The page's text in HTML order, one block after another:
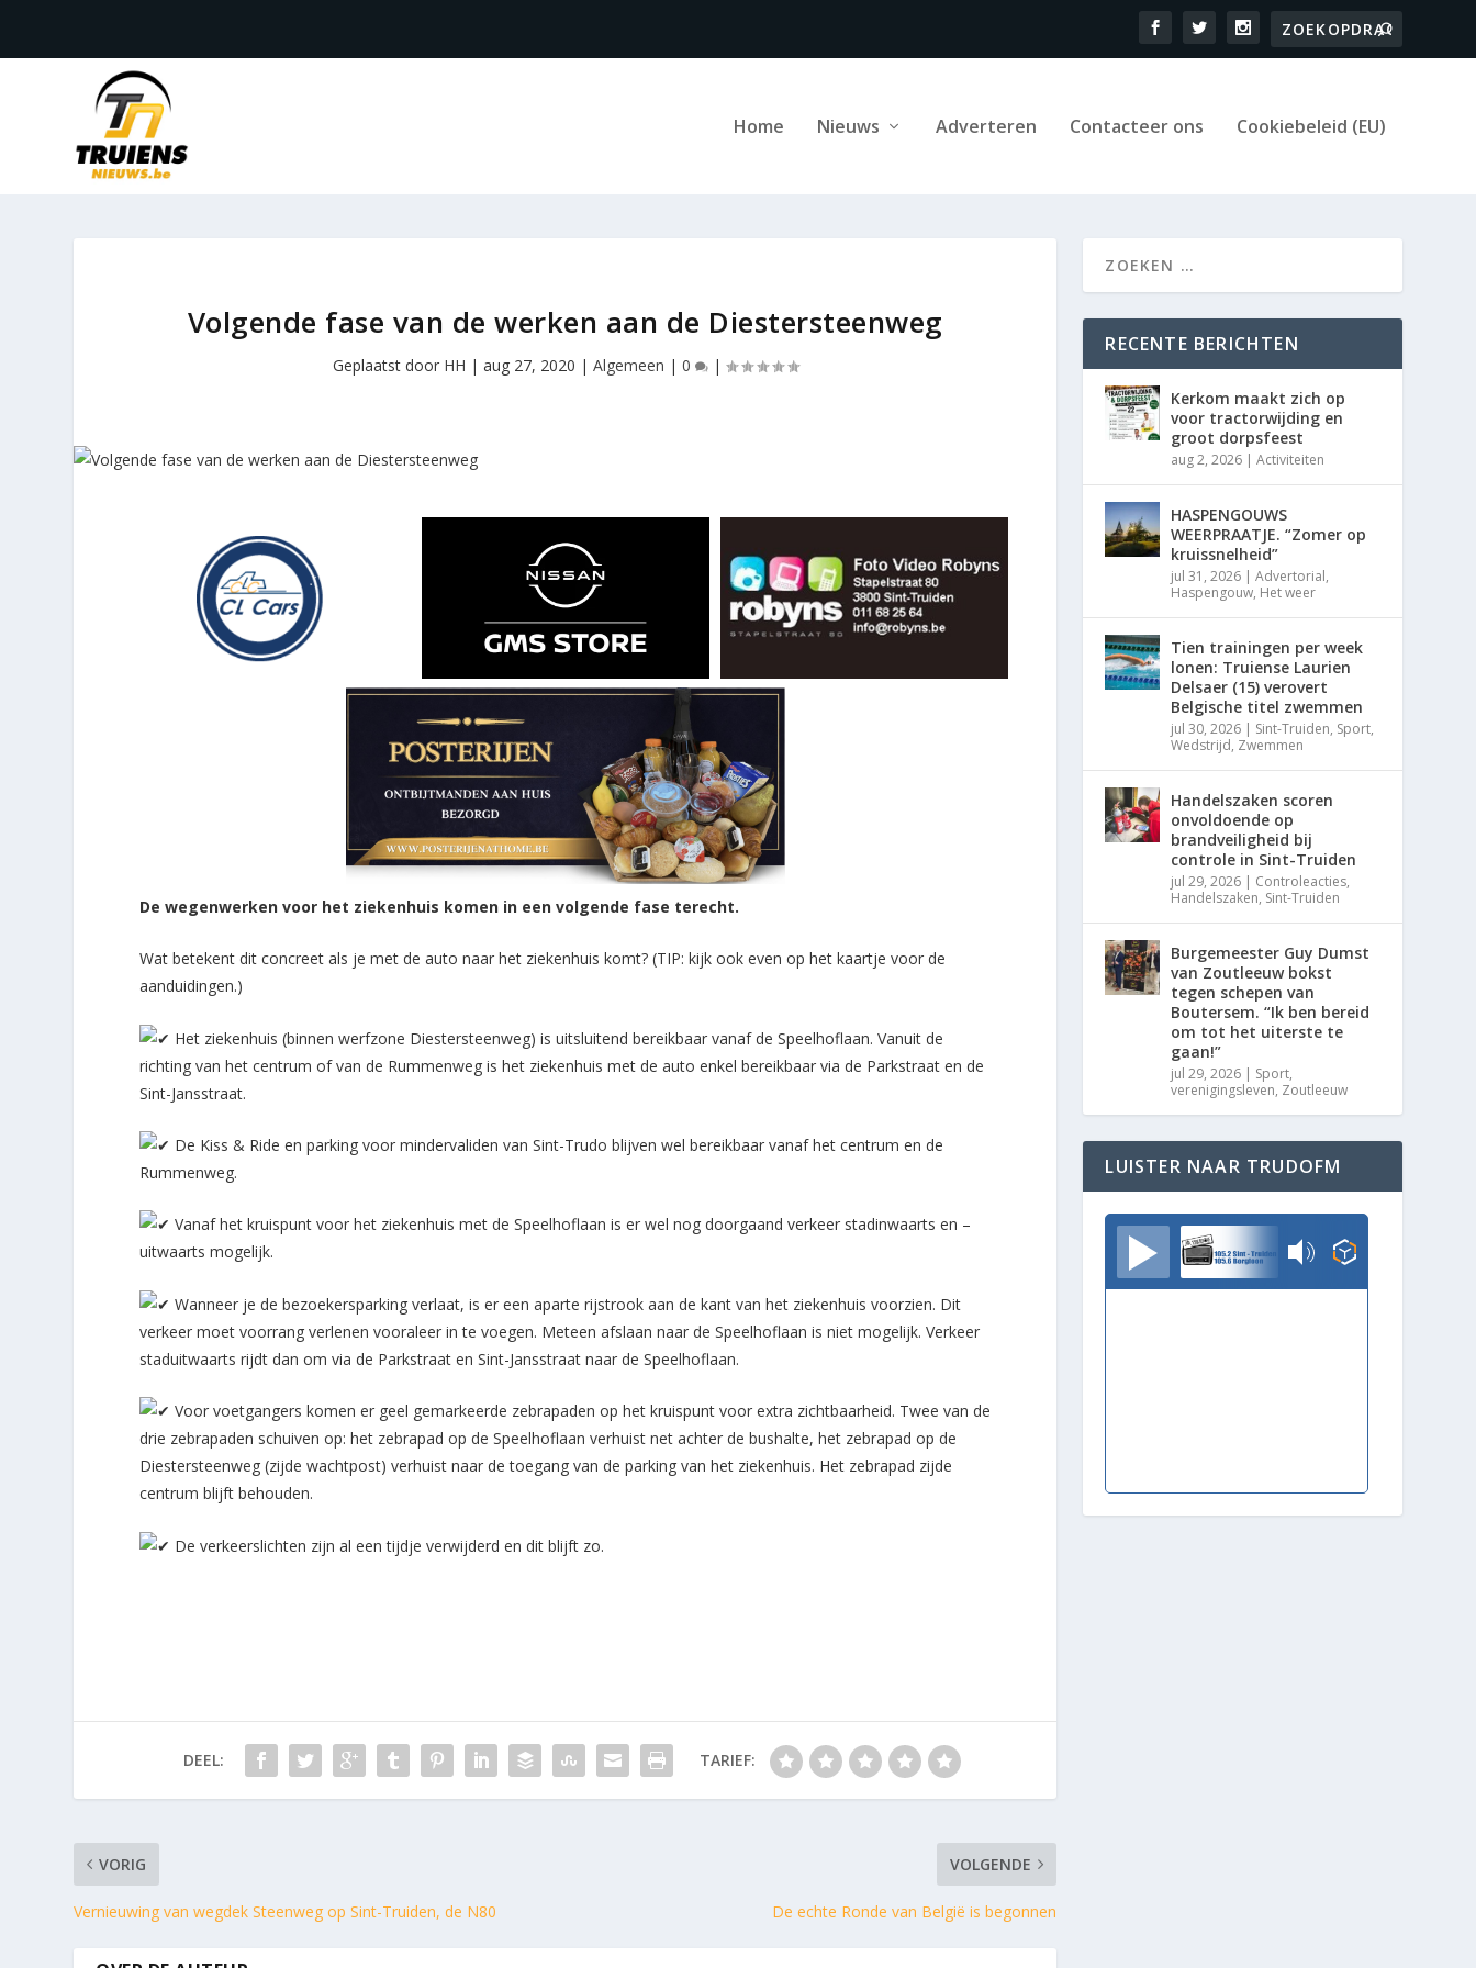
Home Nieuws Adverteren Contacteer ons Cookiebeleid (EU)
Volgende fase van de werken aan de Diestersteenweg
Geplaatst door HH | aug 27, 2020 | Algemeen | 0 |
De wegenwerken voor het ziekenhuis komen in een volgende fase terecht.
Wat betekent dit concreet als je met de auto naar het ziekenhuis komt? (TIP: kijk ook even op het kaartje voor de
aanduidingen.)
Het ziekenhuis (binnen werfzone Diestersteenweg) is uitsluitend bereikbaar vanaf de Speelhoflaan. Vanuit de
richting van het centrum of van de Rummenweg is het ziekenhuis met de auto enkel bereikbaar via de Parkstraat en de
Sint-Jansstraat.
De Kiss & Ride en parking voor mindervaliden van Sint-Trudo blijven wel bereikbaar vanaf het centrum en de
Rummenweg.
Vanaf het kruispunt voor het ziekenhuis met de Speelhoflaan is er wel nog doorgaand verkeer stadinwaarts en –
uitwaarts mogelijk.
Wanneer je de bezoekersparking verlaat, is er een aparte rijstrook aan de kant van het ziekenhuis voorzien. Dit
verkeer moet voorrang verlenen vooraleer in te voegen. Meteen afslaan naar de Speelhoflaan is niet mogelijk. Verkeer
staduitwaarts rijdt dan om via de Parkstraat en Sint-Jansstraat naar de Speelhoflaan.
Voor voetgangers komen er geel gemarkeerde zebrapaden op het kruispunt voor extra zichtbaarheid. Twee van de
drie zebrapaden schuiven op: het zebrapad op de Speelhoflaan verhuist net achter de bushalte, het zebrapad op de
Diestersteenweg (zijde wachtpost) verhuist naar de toegang van de parking van het ziekenhuis. Het zebrapad zijde
centrum blijft behouden.
De verkeerslichten zijn al een tijdje verwijderd en dit blijft zo.
DEEL: TARIEF:
VORIG
Vernieuwing van wegdek Steenweg op Sint-Truiden, de N80
VOLGENDE
De echte Ronde van België is begonnen
RECENTE BERICHTEN
Kerkom maakt zich op
voor tractorwijding en
groot dorpsfeest
aug 2, 2026 |Activiteiten
HASPENGOUWS
WEERPRAATJE. “Zomer op
kruissnelheid”
jul 31, 2026 |Advertorial,
Haspengouw, Het weer
Tien trainingen per week
lonen: Truiense Laurien
Delsaer (15) verovert
Belgische titel zwemmen
jul 30, 2026 | Sint-Truiden, Sport,
Wedstrijd, Zwemmen
Handelszaken scoren
onvoldoende op
brandveiligheid bij
controle in Sint-Truiden
jul 29, 2026 | Controleacties,
Handelszaken, Sint-Truiden
Burgemeester Guy Dumst
van Zoutleeuw bokst
tegen schepen van
Boutersem. “Ik ben bereid
om tot het uiterste te
gaan!”
jul 29, 2026 | Sport,
verenigingsleven, Zoutleeuw
LUISTER NAAR TRUDOFM
TrudoFM